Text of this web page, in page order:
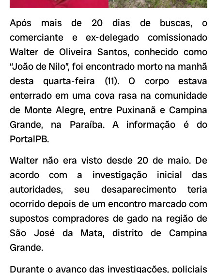
Após mais de 20 dias de buscas, o
comerciante e ex-delegado comissionado
Walter de Oliveira Santos, conhecido como
“João de Nilo”, foi encontrado morto na manhã
desta quarta-feira (11). O corpo estava
enterrado em uma cova rasa na comunidade
de Monte Alegre, entre Puxinanã e Campina
Grande, na Paraíba. A informação é do
PortalPB.
Walter não era visto desde 20 de maio. De
acordo com a investigação inicial das
autoridades, seu desaparecimento teria
ocorrido depois de um encontro marcado com
supostos compradores de gado na região de
São José da Mata, distrito de Campina
Grande.
Durante o avanço das investigações, policiais